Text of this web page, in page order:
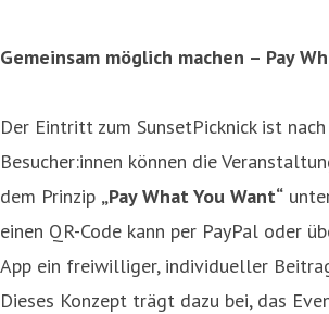
Gemeinsam möglich machen – Pay
Der Eintritt zum SunsetPicknick ist
Besucher:innen können die
dem Prinzip „Pay What You Want“
einen QR-Code kann per PayPal oder
App ein freiwilliger, individueller
Dieses Konzept trägt dazu bei, das